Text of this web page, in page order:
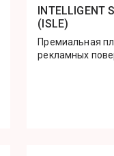
INTELLIGENT
(ISLE)
Премиальная
рекламных